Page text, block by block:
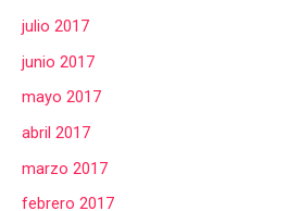
julio 2017
junio 2017
mayo 2017
abril 2017
marzo 2017
febrero 2017